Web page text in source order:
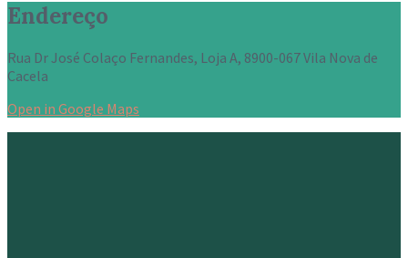
Endereço
Rua Dr José Colaço Fernandes, Loja A, 8900-067 Vila Nova de
Cacela
Open in Google Maps